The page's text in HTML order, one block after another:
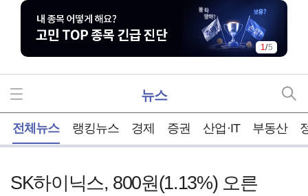
1/5
뉴스
전체뉴스 랭킹뉴스 경제 증권 산업·IT 부동산
SK하이닉스, 800원(1.13%) 오른